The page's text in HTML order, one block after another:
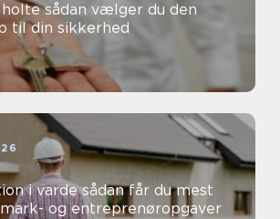
du den
til din sikkerhed
sådan får du mest
og entreprenøropgaver